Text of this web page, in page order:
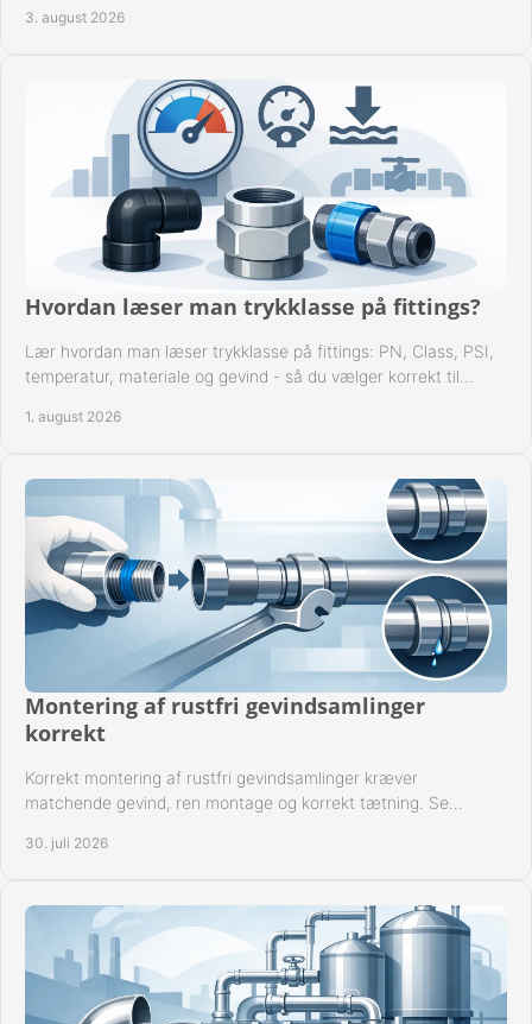
3. august 2026
Hvordan læser man trykklasse på fittings?
Lær hvordan man læser trykklasse på fittings: PN, Class, PSI,
temperatur, materiale og gevind - så du vælger korrekt til
1. august 2026
Montering af rustfri gevindsamlinger
korrekt
Korrekt montering af rustfri gevindsamlinger kræver
matchende gevind, ren montage og korrekt tætning. Se
30. juli 2026